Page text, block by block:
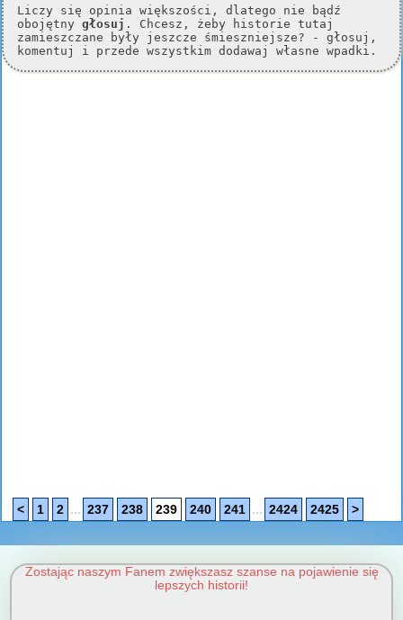
Liczy się opinia większości, dlatego nie bądź
obojętny głosuj . Chcesz, żeby historie tutaj
zamieszczane były jeszcze śmieszniejsze? - głosuj,
komentuj i przede wszystkim dodawaj własne wpadki.
< 1 2 ... 237 238 239 240 241 ... 2424 2425 >
Zostając naszym Fanem zwiększasz szanse na pojawienie się
lepszych historii!